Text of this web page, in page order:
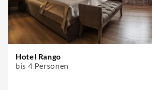
Hotel Rango
bis 4 Personen